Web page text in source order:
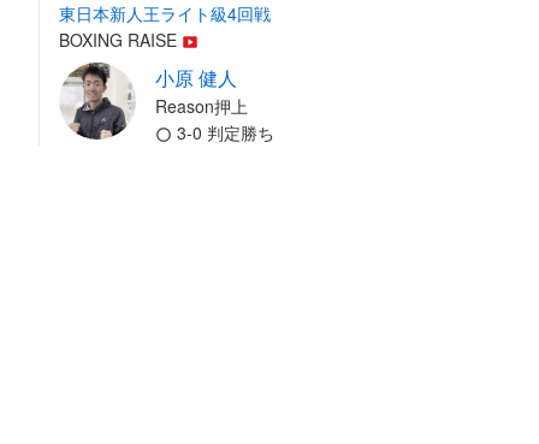
東日本新人王ライト級4回戦
BOXING RAISE
小原 健人
Reason押上
3-0 判定勝ち